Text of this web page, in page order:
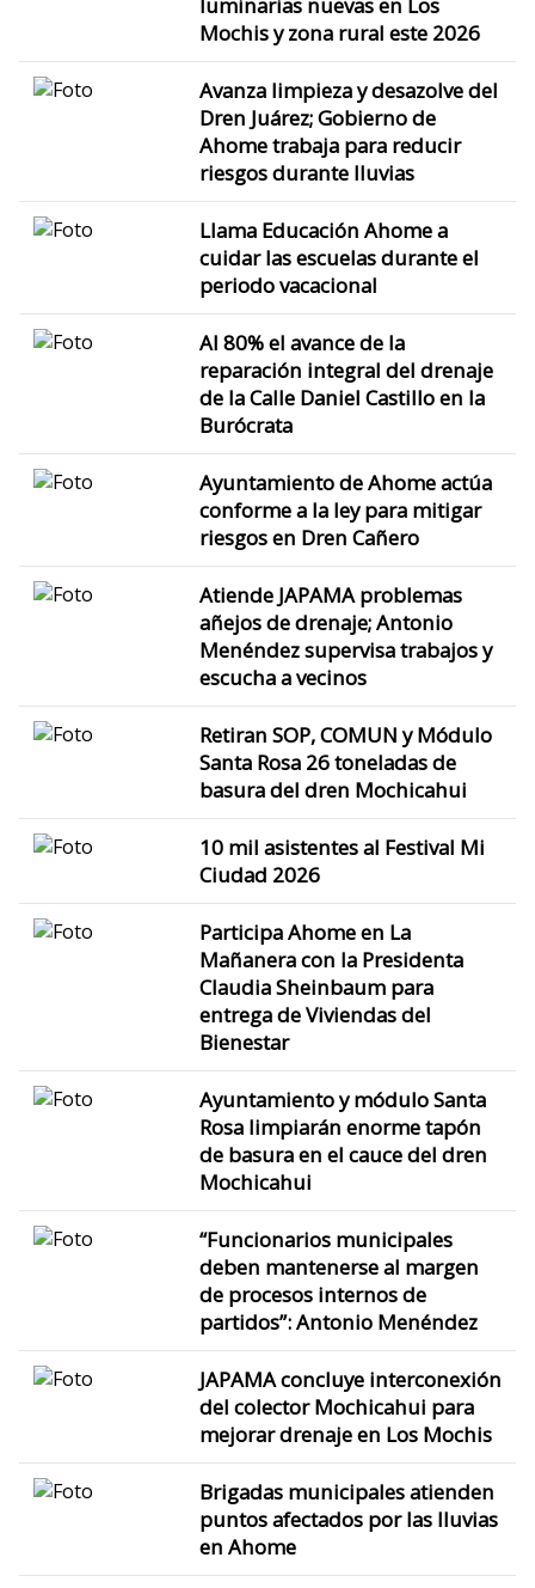
Mochis y zona rural este 2026
Avanza limpieza y desazolve del
Dren Juárez; Gobierno de
Ahome trabaja para reducir
riesgos durante lluvias
Llama Educación Ahome a
cuidar las escuelas durante el
periodo vacacional
Al 80% el avance de la
reparación integral del drenaje
de la Calle Daniel Castillo en la
Burócrata
Ayuntamiento de Ahome actúa
conforme a la ley para mitigar
riesgos en Dren Cañero
Atiende JAPAMA problemas
añejos de drenaje; Antonio
Menéndez supervisa trabajos y
escucha a vecinos
Retiran SOP, COMUN y Módulo
Santa Rosa 26 toneladas de
basura del dren Mochicahui
10 mil asistentes al Festival Mi
Ciudad 2026
Participa Ahome en La
Mañanera con la Presidenta
Claudia Sheinbaum para
entrega de Viviendas del
Bienestar
Ayuntamiento y módulo Santa
Rosa limpiarán enorme tapón
de basura en el cauce del dren
Mochicahui
“Funcionarios municipales
deben mantenerse al margen
de procesos internos de
partidos”: Antonio Menéndez
JAPAMA concluye interconexión
del colector Mochicahui para
mejorar drenaje en Los Mochis
Brigadas municipales atienden
puntos afectados por las lluvias
en Ahome